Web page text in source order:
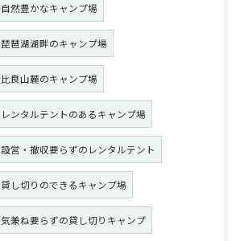
自然豊かなキャンプ場
琵琶湖湖畔のキャンプ場
比良山麓のキャンプ場
レンタルテントのあるキャンプ場
設営・撤収要らずのレンタルテント
貸し切りのできるキャンプ場
気兼ね要らずの貸し切りキャンプ